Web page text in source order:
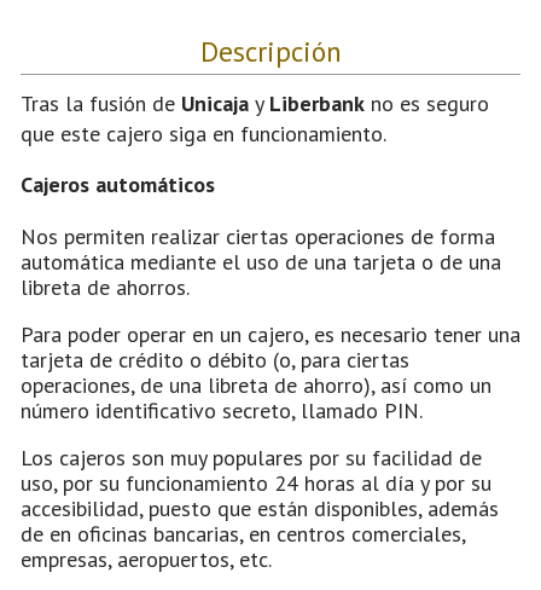
Descripción
Tras la fusión de Unicaja y Liberbank no es seguro
que este cajero siga en funcionamiento.
Cajeros automáticos
Nos permiten realizar ciertas operaciones de forma
automática mediante el uso de una tarjeta o de una
libreta de ahorros.
Para poder operar en un cajero, es necesario tener una
tarjeta de crédito o débito (o, para ciertas
operaciones, de una libreta de ahorro), así como un
número identificativo secreto, llamado PIN.
Los cajeros son muy populares por su facilidad de
uso, por su funcionamiento 24 horas al día y por su
accesibilidad, puesto que están disponibles, además
de en oficinas bancarias, en centros comerciales,
empresas, aeropuertos, etc.